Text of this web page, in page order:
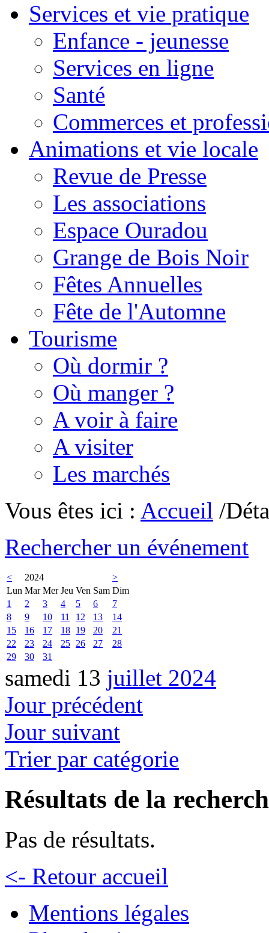
Services et vie pratique
Enfance - jeunesse
Services en ligne
Santé
Commerces et
Animations et vie locale
Revue de Presse
Les associations
Espace Ouradou
Grange de Bois Noir
Fêtes Annuelles
Fête de l'Automne
Tourisme
Où dormir ?
Où manger ?
A voir à faire
A visiter
Les marchés
Vous êtes ici : Accueil /
Rechercher un événement
< 2024
>
Lun Mar Mer Jeu Ven Sam Dim
1
2 3 4 5 6
7
8
9 10 11 12 13
14
15
16 17 18 19 20
21
22
23 24 25 26 27
28
29
30 31
samedi 13 juillet 2024
Jour précédent
Jour suivant
Trier par catégorie
Résultats de la
Pas de résultats.
<- Retour accueil
Mentions légales